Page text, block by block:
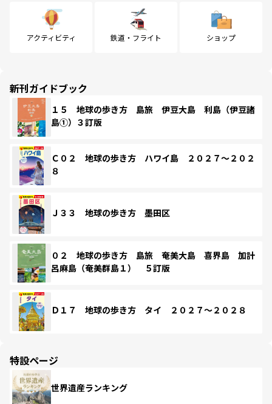
アクティビティ 鉄道・フライト ショップ
新刊ガイドブック
１５ 地球の歩き方 島旅 伊豆大島 利島（伊豆諸
島①）３訂版
Ｃ０２ 地球の歩き方 ハワイ島 ２０２７～２０２
８
Ｊ３３ 地球の歩き方 墨田区
０２ 地球の歩き方 島旅 奄美大島 喜界島 加計
呂麻島（奄美群島１） ５訂版
Ｄ１７ 地球の歩き方 タイ ２０２７～２０２８
特設ページ
世界遺産ランキング